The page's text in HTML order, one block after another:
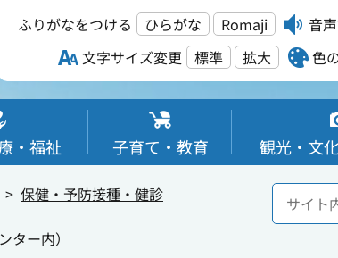
ふりがなをつける ひらがな Romaji
音
文字サイズ変更
標準 拡大 色
・福祉 子育て・教育 観光・文
保健・予防接種・健診
ター内）